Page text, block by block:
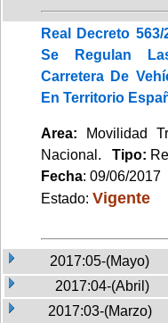
Real Decreto
Se Regulan
Carretera De
En Territorio
Area: Movilidad
Nacional. Tipo:
Fecha: 09/06/2017
Estado: Vigente
2017:05-(Mayo)
2017:04-(Abril)
2017:03-(Marzo)